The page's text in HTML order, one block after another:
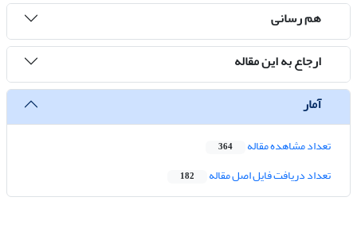
هم رسانی
ارجاع به این مقاله
آمار
تعداد مشاهده مقاله 364
تعداد دریافت فایل اصل مقاله 182